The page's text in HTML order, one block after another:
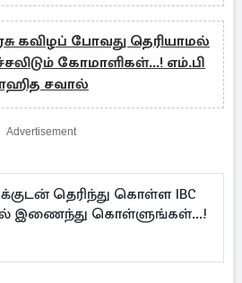
எச்சரிக்கை
கவிழப் போவது தெரியாமல்
கோமாளிகள்...! எம்.பி
சவால்
Advertisement
தெரிந்து கொள்ள IBC
இணைந்து கொள்ளுங்கள்...!